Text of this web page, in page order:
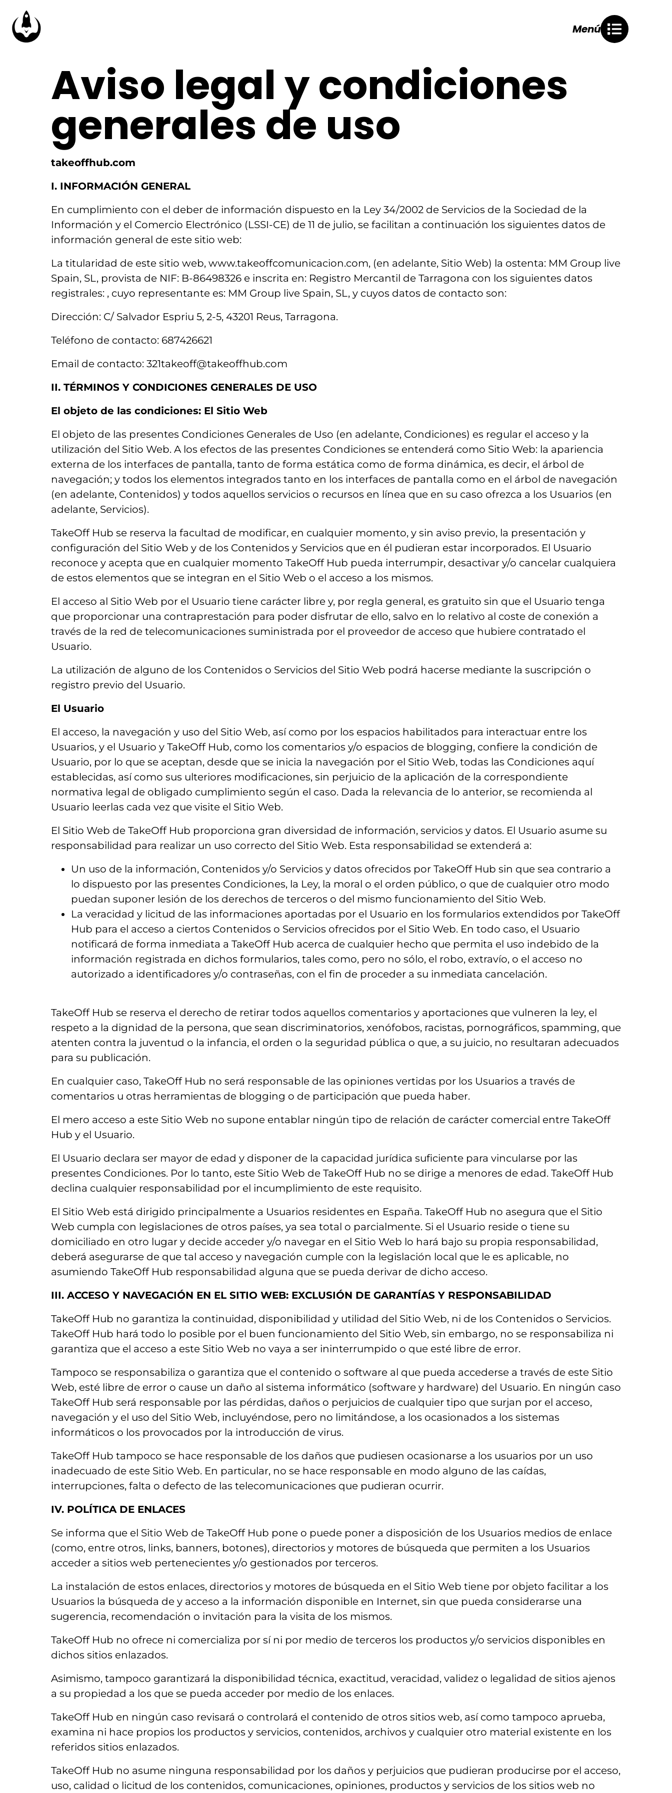
Menú
Aviso legal y condiciones
generales de uso
takeoffhub.com
I. INFORMACIÓN GENERAL
En cumplimiento con el deber de información dispuesto en la Ley 34/2002 de Servicios de la Sociedad de la
Información y el Comercio Electrónico (LSSI-CE) de 11 de julio, se facilitan a continuación los siguientes datos de
información general de este sitio web:
La titularidad de este sitio web, www.takeoffcomunicacion.com, (en adelante, Sitio Web) la ostenta: MM Group live
Spain, SL, provista de NIF: B-86498326 e inscrita en: Registro Mercantil de Tarragona con los siguientes datos
registrales: , cuyo representante es: MM Group live Spain, SL, y cuyos datos de contacto son:
Dirección: C/ Salvador Espriu 5, 2-5, 43201 Reus, Tarragona.
Teléfono de contacto: 687426621
Email de contacto: 321takeoff@takeoffhub.com
II. TÉRMINOS Y CONDICIONES GENERALES DE USO
El objeto de las condiciones: El Sitio Web
El objeto de las presentes Condiciones Generales de Uso (en adelante, Condiciones) es regular el acceso y la
utilización del Sitio Web. A los efectos de las presentes Condiciones se entenderá como Sitio Web: la apariencia
externa de los interfaces de pantalla, tanto de forma estática como de forma dinámica, es decir, el árbol de
navegación; y todos los elementos integrados tanto en los interfaces de pantalla como en el árbol de navegación
(en adelante, Contenidos) y todos aquellos servicios o recursos en línea que en su caso ofrezca a los Usuarios (en
adelante, Servicios).
TakeOff Hub se reserva la facultad de modificar, en cualquier momento, y sin aviso previo, la presentación y
configuración del Sitio Web y de los Contenidos y Servicios que en él pudieran estar incorporados. El Usuario
reconoce y acepta que en cualquier momento TakeOff Hub pueda interrumpir, desactivar y/o cancelar cualquiera
de estos elementos que se integran en el Sitio Web o el acceso a los mismos.
El acceso al Sitio Web por el Usuario tiene carácter libre y, por regla general, es gratuito sin que el Usuario tenga
que proporcionar una contraprestación para poder disfrutar de ello, salvo en lo relativo al coste de conexión a
través de la red de telecomunicaciones suministrada por el proveedor de acceso que hubiere contratado el
Usuario.
La utilización de alguno de los Contenidos o Servicios del Sitio Web podrá hacerse mediante la suscripción o
registro previo del Usuario.
El Usuario
El acceso, la navegación y uso del Sitio Web, así como por los espacios habilitados para interactuar entre los
Usuarios, y el Usuario y TakeOff Hub, como los comentarios y/o espacios de blogging, confiere la condición de
Usuario, por lo que se aceptan, desde que se inicia la navegación por el Sitio Web, todas las Condiciones aquí
establecidas, así como sus ulteriores modificaciones, sin perjuicio de la aplicación de la correspondiente
normativa legal de obligado cumplimiento según el caso. Dada la relevancia de lo anterior, se recomienda al
Usuario leerlas cada vez que visite el Sitio Web.
El Sitio Web de TakeOff Hub proporciona gran diversidad de información, servicios y datos. El Usuario asume su
responsabilidad para realizar un uso correcto del Sitio Web. Esta responsabilidad se extenderá a:
Un uso de la información, Contenidos y/o Servicios y datos ofrecidos por TakeOff Hub sin que sea contrario a
lo dispuesto por las presentes Condiciones, la Ley, la moral o el orden público, o que de cualquier otro modo
puedan suponer lesión de los derechos de terceros o del mismo funcionamiento del Sitio Web.
La veracidad y licitud de las informaciones aportadas por el Usuario en los formularios extendidos por TakeOff
Hub para el acceso a ciertos Contenidos o Servicios ofrecidos por el Sitio Web. En todo caso, el Usuario
notificará de forma inmediata a TakeOff Hub acerca de cualquier hecho que permita el uso indebido de la
información registrada en dichos formularios, tales como, pero no sólo, el robo, extravío, o el acceso no
autorizado a identificadores y/o contraseñas, con el fin de proceder a su inmediata cancelación.
TakeOff Hub se reserva el derecho de retirar todos aquellos comentarios y aportaciones que vulneren la ley, el
respeto a la dignidad de la persona, que sean discriminatorios, xenófobos, racistas, pornográficos, spamming, que
atenten contra la juventud o la infancia, el orden o la seguridad pública o que, a su juicio, no resultaran adecuados
para su publicación.
En cualquier caso, TakeOff Hub no será responsable de las opiniones vertidas por los Usuarios a través de
comentarios u otras herramientas de blogging o de participación que pueda haber.
El mero acceso a este Sitio Web no supone entablar ningún tipo de relación de carácter comercial entre TakeOff
Hub y el Usuario.
El Usuario declara ser mayor de edad y disponer de la capacidad jurídica suficiente para vincularse por las
presentes Condiciones. Por lo tanto, este Sitio Web de TakeOff Hub no se dirige a menores de edad. TakeOff Hub
declina cualquier responsabilidad por el incumplimiento de este requisito.
El Sitio Web está dirigido principalmente a Usuarios residentes en España. TakeOff Hub no asegura que el Sitio
Web cumpla con legislaciones de otros países, ya sea total o parcialmente. Si el Usuario reside o tiene su
domiciliado en otro lugar y decide acceder y/o navegar en el Sitio Web lo hará bajo su propia responsabilidad,
deberá asegurarse de que tal acceso y navegación cumple con la legislación local que le es aplicable, no
asumiendo TakeOff Hub responsabilidad alguna que se pueda derivar de dicho acceso.
III. ACCESO Y NAVEGACIÓN EN EL SITIO WEB: EXCLUSIÓN DE GARANTÍAS Y RESPONSABILIDAD
TakeOff Hub no garantiza la continuidad, disponibilidad y utilidad del Sitio Web, ni de los Contenidos o Servicios.
TakeOff Hub hará todo lo posible por el buen funcionamiento del Sitio Web, sin embargo, no se responsabiliza ni
garantiza que el acceso a este Sitio Web no vaya a ser ininterrumpido o que esté libre de error.
Tampoco se responsabiliza o garantiza que el contenido o software al que pueda accederse a través de este Sitio
Web, esté libre de error o cause un daño al sistema informático (software y hardware) del Usuario. En ningún caso
TakeOff Hub será responsable por las pérdidas, daños o perjuicios de cualquier tipo que surjan por el acceso,
navegación y el uso del Sitio Web, incluyéndose, pero no limitándose, a los ocasionados a los sistemas
informáticos o los provocados por la introducción de virus.
TakeOff Hub tampoco se hace responsable de los daños que pudiesen ocasionarse a los usuarios por un uso
inadecuado de este Sitio Web. En particular, no se hace responsable en modo alguno de las caídas,
interrupciones, falta o defecto de las telecomunicaciones que pudieran ocurrir.
IV. POLÍTICA DE ENLACES
Se informa que el Sitio Web de TakeOff Hub pone o puede poner a disposición de los Usuarios medios de enlace
(como, entre otros, links, banners, botones), directorios y motores de búsqueda que permiten a los Usuarios
acceder a sitios web pertenecientes y/o gestionados por terceros.
La instalación de estos enlaces, directorios y motores de búsqueda en el Sitio Web tiene por objeto facilitar a los
Usuarios la búsqueda de y acceso a la información disponible en Internet, sin que pueda considerarse una
sugerencia, recomendación o invitación para la visita de los mismos.
TakeOff Hub no ofrece ni comercializa por sí ni por medio de terceros los productos y/o servicios disponibles en
dichos sitios enlazados.
Asimismo, tampoco garantizará la disponibilidad técnica, exactitud, veracidad, validez o legalidad de sitios ajenos
a su propiedad a los que se pueda acceder por medio de los enlaces.
TakeOff Hub en ningún caso revisará o controlará el contenido de otros sitios web, así como tampoco aprueba,
examina ni hace propios los productos y servicios, contenidos, archivos y cualquier otro material existente en los
referidos sitios enlazados.
TakeOff Hub no asume ninguna responsabilidad por los daños y perjuicios que pudieran producirse por el acceso,
uso, calidad o licitud de los contenidos, comunicaciones, opiniones, productos y servicios de los sitios web no